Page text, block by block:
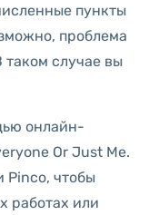
пункты
проблема
случае вы
онлайн-
Or Just Me.
Pinco, чтобы
работах или